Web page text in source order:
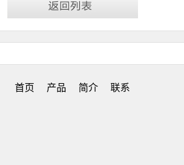
首页 产品 简介 联系